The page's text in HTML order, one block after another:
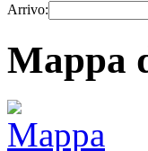
Arrivo:
Mappa